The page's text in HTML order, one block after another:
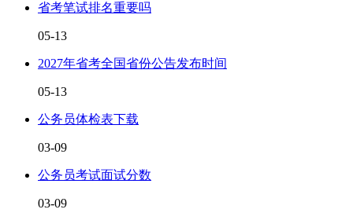
省考笔试排名重要吗
05-13
2027年省考全国省份公告发布时间
05-13
公务员体检表下载
03-09
公务员考试面试分数
03-09